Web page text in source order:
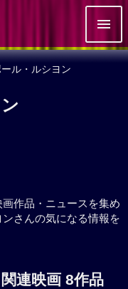
ル・ルシヨン
作品・ニュースを集め
さんの気になる情報を
連映画 8作品